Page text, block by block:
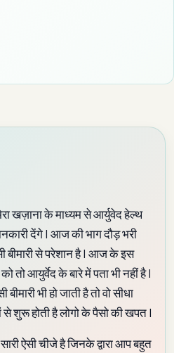
खज़ाना के माध्यम से आर्युवेद हेल्थ
देंगे | आज की भाग दौड़ भरी
बीमारी से परेशान है | आज के इस
तो आयुर्वेद के बारे में पता भी नहीं है |
भी हो जाती है तो वो सीधा
से शुरू होती है लोगो के पैसो की खपत |
ऐसी चीजे है जिनके द्वारा आप बहुत